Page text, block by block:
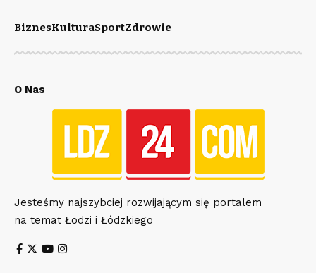
BiznesKulturaSportZdrowie
O Nas
Jesteśmy najszybciej rozwijającym się portalem
na temat Łodzi i Łódzkiego